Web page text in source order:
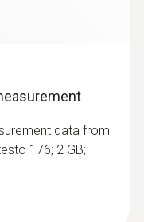
K
data from
176; 2 GB;